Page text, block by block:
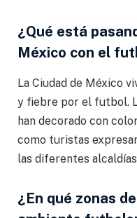
¿Qué está
México con el
La Ciudad de México
y fiebre por el futbol.
han decorado con
como turistas
las diferentes
¿En qué zonas